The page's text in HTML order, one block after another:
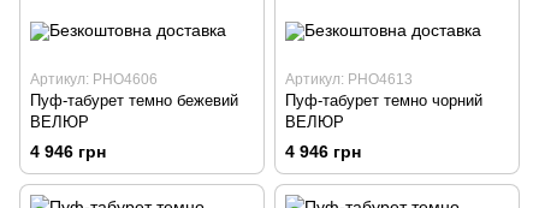
Артикул: PHO4606
Пуф-табурет темно бежевий
ВЕЛЮР
4 946 грн
Артикул: PHO4613
Пуф-табурет темно чорний
ВЕЛЮР
4 946 грн